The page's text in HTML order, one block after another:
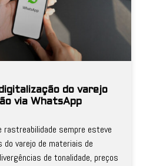
do varejo
via WhatsApp
rastreabilidade sempre esteve
varejo de materiais de
de tonalidade, preços